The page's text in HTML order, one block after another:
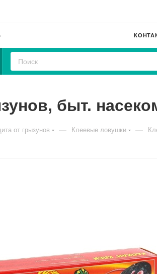
быт.
от грызунов — Клеевые ловушки —